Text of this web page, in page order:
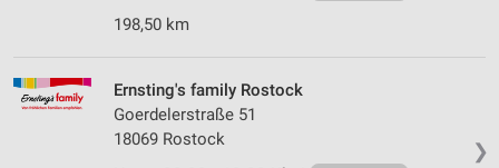
198,50 km
❯
Ernsting's family Rostock
Goerdelerstraße 51
18069 Rostock